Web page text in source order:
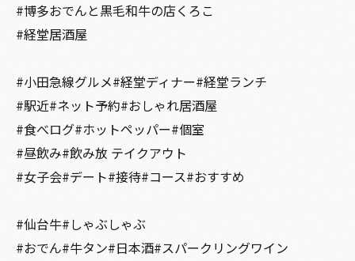
#博多おでんと黒毛和牛の店くろこ
#経堂居酒屋
#小田急線グルメ#経堂ディナー#経堂ランチ
#駅近#ネット予約#おしゃれ居酒屋
#食べログ#ホットペッパー#個室
#昼飲み#飲み放 テイクアウト
#女子会#デート#接待#コース#おすすめ
#仙台牛#しゃぶしゃぶ
#おでん#牛タン#日本酒#スパークリングワイン